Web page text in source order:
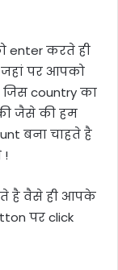
enter करते ही
पर आपको
country का
जैसे की हम
बना चाहते है
!
है वैसे ही आपके
पर click